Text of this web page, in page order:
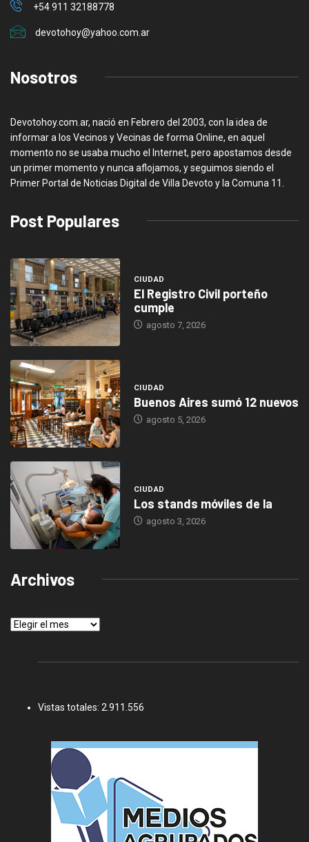
+54 911 32188778
devotohoy@yahoo.com.ar
Nosotros
Devotohoy.com.ar, nació en Febrero del 2003, con la idea de
informar a los Vecinos y Vecinas de forma Online, en aquel
momento no se usaba mucho el Internet, pero apostamos desde
un primer momento y nunca aflojamos, y seguimos siendo el
Primer Portal de Noticias Digital de Villa Devoto y la Comuna 11.
Post Populares
CIUDAD
El Registro Civil porteño
cumple
agosto 7, 2026
CIUDAD
Buenos Aires sumó 12 nuevos
agosto 5, 2026
CIUDAD
Los stands móviles de la
agosto 3, 2026
Archivos
Archivos
Vistas totales: 2.911.556